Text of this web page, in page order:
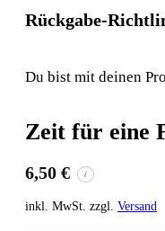
Rückgabe-
Du bist mit deinen
Zeit für eine
6,50 € i
inkl. MwSt. zzgl. Versand